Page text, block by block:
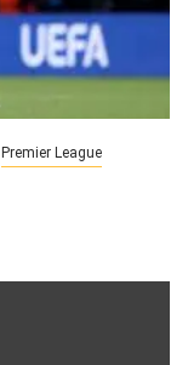
Premier League